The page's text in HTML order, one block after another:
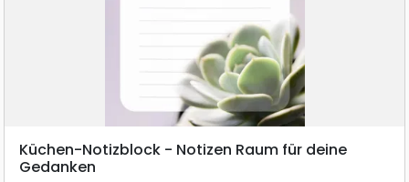
Küchen-Notizblock - Notizen Raum für deine
Gedanken